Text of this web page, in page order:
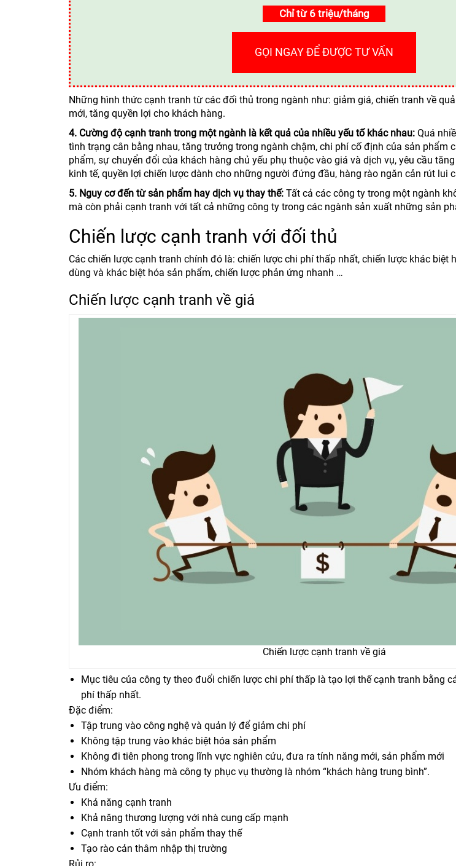
Chỉ từ 6 triệu/tháng
GỌI NGAY ĐỂ ĐƯỢC TƯ VẤN
Những hình thức cạnh tranh từ các đối thủ trong ngành như: giảm giá, chiến tranh về
mới, tăng quyền lợi cho khách hàng.
4. Cường độ cạnh tranh trong một ngành là kết quả của nhiều yếu tố khác nhau: Quá
tình trạng cân bằng nhau, tăng trưởng trong ngành chậm, chi phí cố định của sản phẩm
phẩm, sự chuyển đổi của khách hàng chủ yếu phụ thuộc vào giá và dịch vụ, yêu cầu
kinh tế, quyền lợi chiến lược dành cho những người đứng đầu, hàng rào ngăn cản rút lui
5. Nguy cơ đến từ sản phẩm hay dịch vụ thay thế: Tất cả các công ty trong một ngành
mà còn phải cạnh tranh với tất cả những công ty trong các ngành sản xuất những sản
Chiến lược cạnh tranh với đối thủ
Các chiến lược cạnh tranh chính đó là: chiến lược chi phí thấp nhất, chiến lược khác biệt
dùng và khác biệt hóa sản phẩm, chiến lược phản ứng nhanh …
Chiến lược cạnh tranh về giá
Chiến lược cạnh tranh về giá
Mục tiêu của công ty theo đuổi chiến lược chi phí thấp là tạo lợi thế cạnh tranh bằng
phí thấp nhất.
Đặc điểm:
Tập trung vào công nghệ và quản lý để giảm chi phí
Không tập trung vào khác biệt hóa sản phẩm
Không đi tiên phong trong lĩnh vực nghiên cứu, đưa ra tính năng mới, sản phẩm mới
Nhóm khách hàng mà công ty phục vụ thường là nhóm “khách hàng trung bình”.
Ưu điểm:
Khả năng cạnh tranh
Khả năng thương lượng với nhà cung cấp mạnh
Cạnh tranh tốt với sản phẩm thay thế
Tạo rào cản thâm nhập thị trường